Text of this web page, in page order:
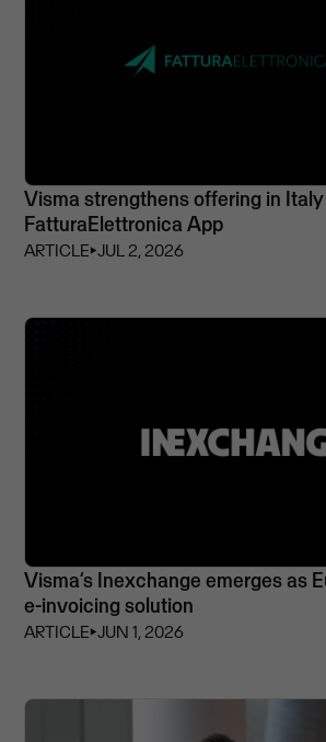
Visma strengthens offering in
FatturaElettronica App
ARTICLE⏵JUL 2, 2026
Visma’s Inexchange emerges as
e-invoicing solution
ARTICLE⏵JUN 1, 2026